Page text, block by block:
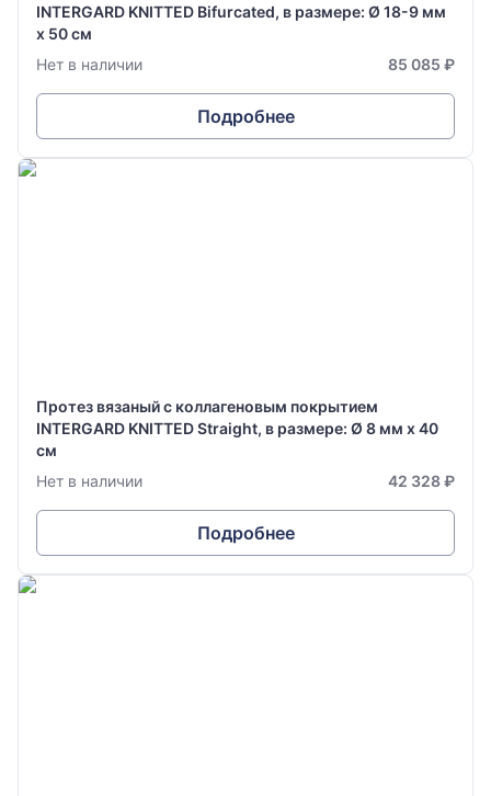
INTERGARD KNITTED Bifurcated, в размере: Ø 18-9 мм
х 50 см
Нет в наличии
85 085 ₽
Подробнее
Протез вязаный с коллагеновым покрытием
INTERGARD KNITTED Straight, в размере: Ø 8 мм х 40
см
Нет в наличии
42 328 ₽
Подробнее